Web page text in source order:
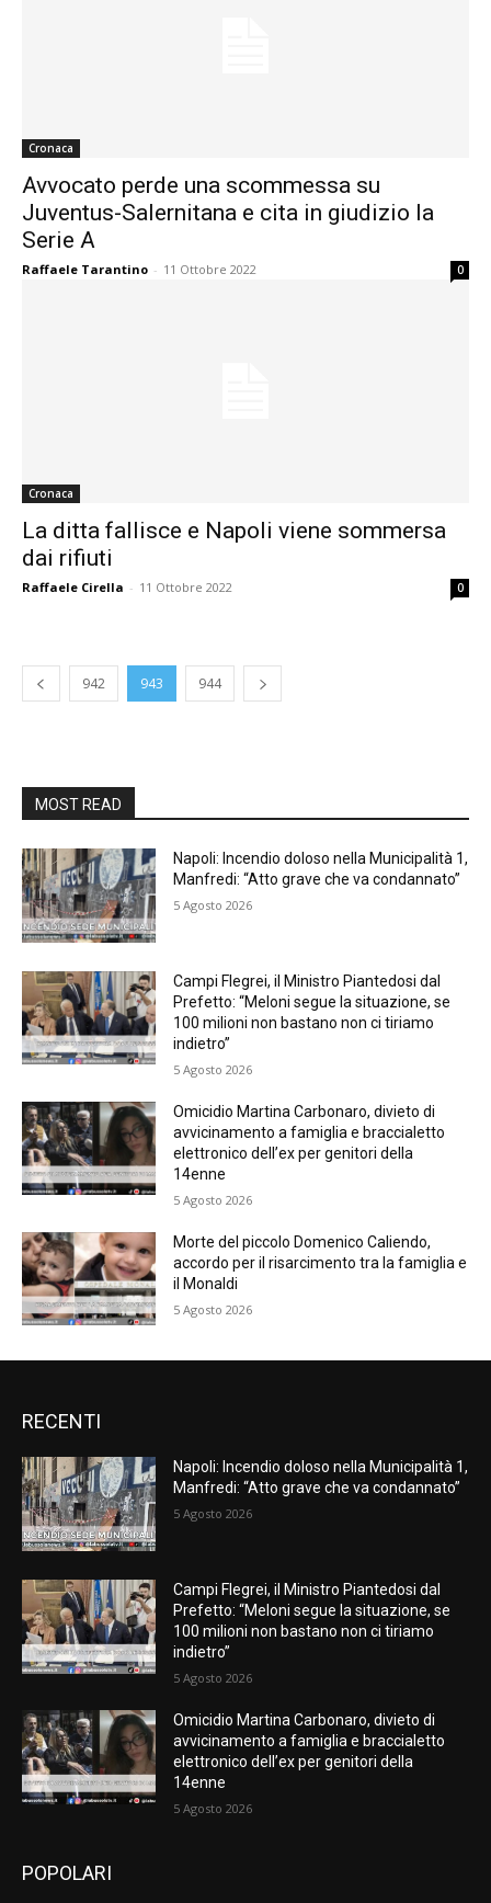
Cronaca
Avvocato perde una scommessa su
Juventus-Salernitana e cita in giudizio la
Serie A
Raffaele Tarantino - 11 Ottobre 2022 0
Cronaca
La ditta fallisce e Napoli viene sommersa
dai rifiuti
Raffaele Cirella - 11 Ottobre 2022 0
942 943 944
MOST READ
Napoli: Incendio doloso nella Municipalità 1,
Manfredi: “Atto grave che va condannato”
5 Agosto 2026
Campi Flegrei, il Ministro Piantedosi dal
Prefetto: “Meloni segue la situazione, se
100 milioni non bastano non ci tiriamo
indietro”
5 Agosto 2026
Omicidio Martina Carbonaro, divieto di
avvicinamento a famiglia e braccialetto
elettronico dell’ex per genitori della
14enne
5 Agosto 2026
Morte del piccolo Domenico Caliendo,
accordo per il risarcimento tra la famiglia e
il Monaldi
5 Agosto 2026
RECENTI
Napoli: Incendio doloso nella Municipalità 1,
Manfredi: “Atto grave che va condannato”
5 Agosto 2026
Campi Flegrei, il Ministro Piantedosi dal
Prefetto: “Meloni segue la situazione, se
100 milioni non bastano non ci tiriamo
indietro”
5 Agosto 2026
Omicidio Martina Carbonaro, divieto di
avvicinamento a famiglia e braccialetto
elettronico dell’ex per genitori della
14enne
5 Agosto 2026
POPOLARI